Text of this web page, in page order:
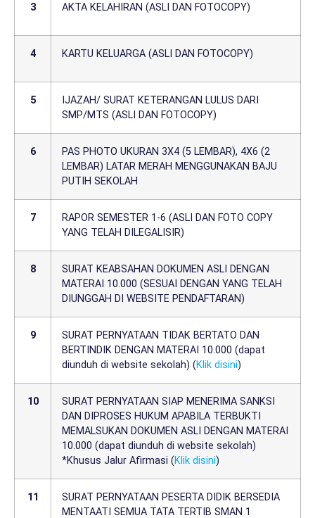
3 AKTA KELAHIRAN (ASLI DAN FOTOCOPY)
4 KARTU KELUARGA (ASLI DAN FOTOCOPY)
5
IJAZAH/ SURAT KETERANGAN LULUS DARI
SMP/MTS (ASLI DAN FOTOCOPY)
6
PAS PHOTO UKURAN 3X4 (5 LEMBAR), 4X6 (2
LEMBAR) LATAR MERAH MENGGUNAKAN BAJU
PUTIH SEKOLAH
7
RAPOR SEMESTER 1-6 (ASLI DAN FOTO COPY
YANG TELAH DILEGALISIR)
8
SURAT KEABSAHAN DOKUMEN ASLI DENGAN
MATERAI 10.000 (SESUAI DENGAN YANG TELAH
DIUNGGAH DI WEBSITE PENDAFTARAN)
9
SURAT PERNYATAAN TIDAK BERTATO DAN
BERTINDIK DENGAN MATERAI 10.000 (dapat
diunduh di website sekolah) (Klik disini)
10
SURAT PERNYATAAN SIAP MENERIMA SANKSI
DAN DIPROSES HUKUM APABILA TERBUKTI
MEMALSUKAN DOKUMEN ASLI DENGAN MATERAI
10.000 (dapat diunduh di website sekolah)
*Khusus Jalur Afirmasi (Klik disini)
11
SURAT PERNYATAAN PESERTA DIDIK BERSEDIA
MENTAATI SEMUA TATA TERTIB SMAN 1